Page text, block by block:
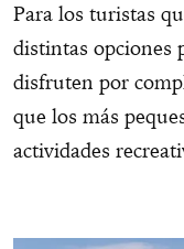
Para los turistas
distintas opciones
disfruten por
que los más
actividades